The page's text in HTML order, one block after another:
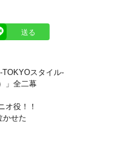
スタイル-
」全二幕
オ役！！
かせた